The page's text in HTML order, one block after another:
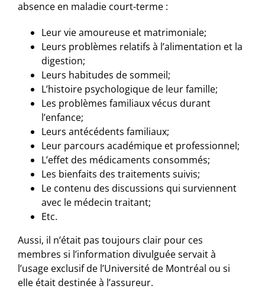
absence en maladie court-terme :
Leur vie amoureuse et matrimoniale;
Leurs problèmes relatifs à l’alimentation et la
digestion;
Leurs habitudes de sommeil;
L’histoire psychologique de leur famille;
Les problèmes familiaux vécus durant
l’enfance;
Leurs antécédents familiaux;
Leur parcours académique et professionnel;
L’effet des médicaments consommés;
Les bienfaits des traitements suivis;
Le contenu des discussions qui surviennent
avec le médecin traitant;
Etc.
Aussi, il n’était pas toujours clair pour ces
membres si l’information divulguée servait à
l’usage exclusif de l’Université de Montréal ou si
elle était destinée à l’assureur.